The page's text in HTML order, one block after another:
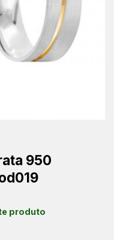
950
produto